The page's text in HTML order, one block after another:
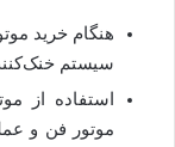
هنگام خرید
سیستم
استفاده از
موتور فن و